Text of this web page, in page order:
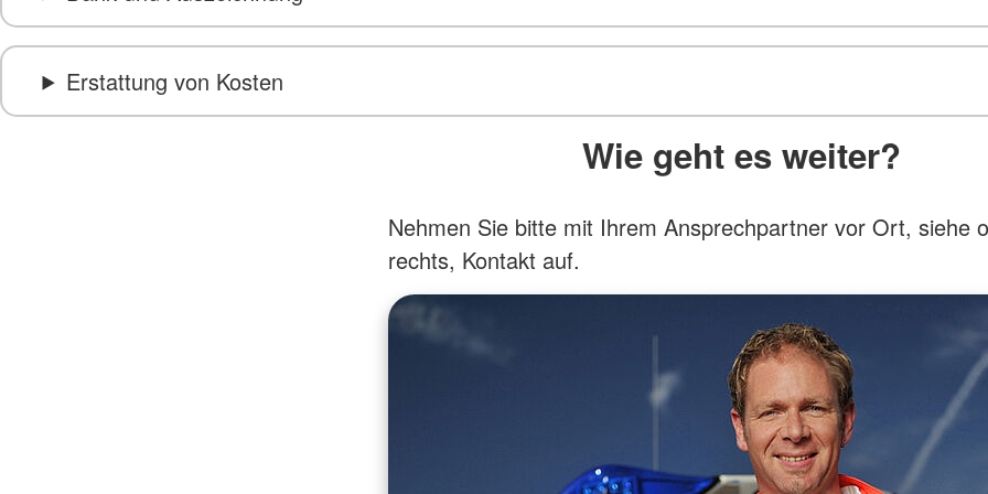
Erstattung von Kosten
Wie geht es weiter?
Nehmen Sie bitte mit Ihrem Ansprechpartner vor Ort, siehe
rechts, Kontakt auf.